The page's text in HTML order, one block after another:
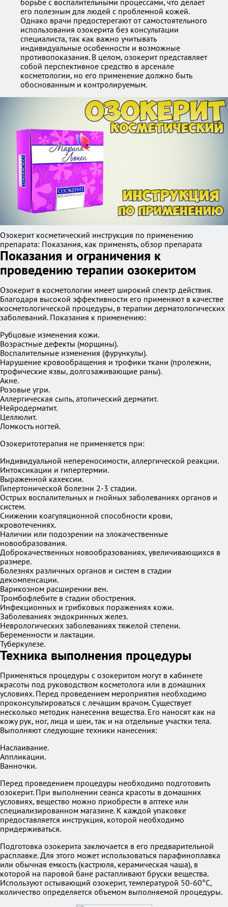
борьбе с воспалительными процессами, что делает
его полезным для людей с проблемной кожей.
Однако врачи предостерегают от самостоятельного
использования озокерита без консультации
специалиста, так как важно учитывать
индивидуальные особенности и возможные
противопоказания. В целом, озокерит представляет
собой перспективное средство в арсенале
косметологии, но его применение должно быть
обоснованным и контролируемым.
Озокерит косметический инструкция по применению
препарата: Показания, как применять, обзор препарата
Показания и ограничения к
проведению терапии озокеритом
Озокерит в косметологии имеет широкий спектр действия.
Благодаря высокой эффективности его применяют в качестве
косметологической процедуры, в терапии дерматологических
заболеваний. Показания к применению:
Рубцовые изменения кожи.
Возрастные дефекты (морщины).
Воспалительные изменения (фурункулы).
Нарушение кровообращения и трофики ткани (пролежни,
трофические язвы, долгозаживающие раны).
Акне.
Розовые угри.
Аллергическая сыпь, атопический дерматит.
Нейродерматит.
Целлюлит.
Ломкость ногтей.
Озокеритотерапия не применяется при:
Индивидуальной непереносимости, аллергической реакции.
Интоксикации и гипертермии.
Выраженной кахексии.
Гипертонической болезни 2-3 стадии.
Острых воспалительных и гнойных заболеваниях органов и
систем.
Снижении коагуляционной способности крови,
кровотечениях.
Наличии или подозрении на злокачественные
новообразования.
Доброкачественных новообразованиях, увеличивающихся в
размере.
Болезнях различных органов и систем в стадии
декомпенсации.
Варикозном расширении вен.
Тромбофлебите в стадии обострения.
Инфекционных и грибковых поражениях кожи.
Заболеваниях эндокринных желез.
Неврологических заболеваниях тяжелой степени.
Беременности и лактации.
Туберкулезе.
Техника выполнения процедуры
Применяться процедуры с озокеритом могут в кабинете
красоты под руководством косметолога или в домашних
условиях. Перед проведением мероприятия необходимо
проконсультироваться с лечащим врачом. Существует
несколько методик нанесения вещества. Его наносят как на
кожу рук, ног, лица и шеи, так и на отдельные участки тела.
Выполняют следующие техники нанесения:
Наслаивание.
Аппликации.
Ванночки.
Перед проведением процедуры необходимо подготовить
озокерит. При выполнении сеанса красоты в домашних
условиях, вещество можно приобрести в аптеке или
специализированном магазине. К каждой упаковке
предоставляется инструкция, которой необходимо
придерживаться.
Подготовка озокерита заключается в его предварительной
расплавке. Для этого может использоваться парафиноплавка
или обычная емкость (кастрюля, керамическая чаша), в
которой на паровой бане растапливают бруски вещества.
Используют остывающий озокерит, температурой 50-60°C,
количество определяется объемом выполняемой процедуры.